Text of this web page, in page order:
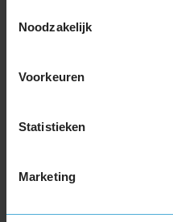
Noodzakelijk
Voorkeuren
Statistieken
Marketing
175/70R14 88T EXTRALOAD
185/70R14 88T
15-inch banden
155/60R15 74T